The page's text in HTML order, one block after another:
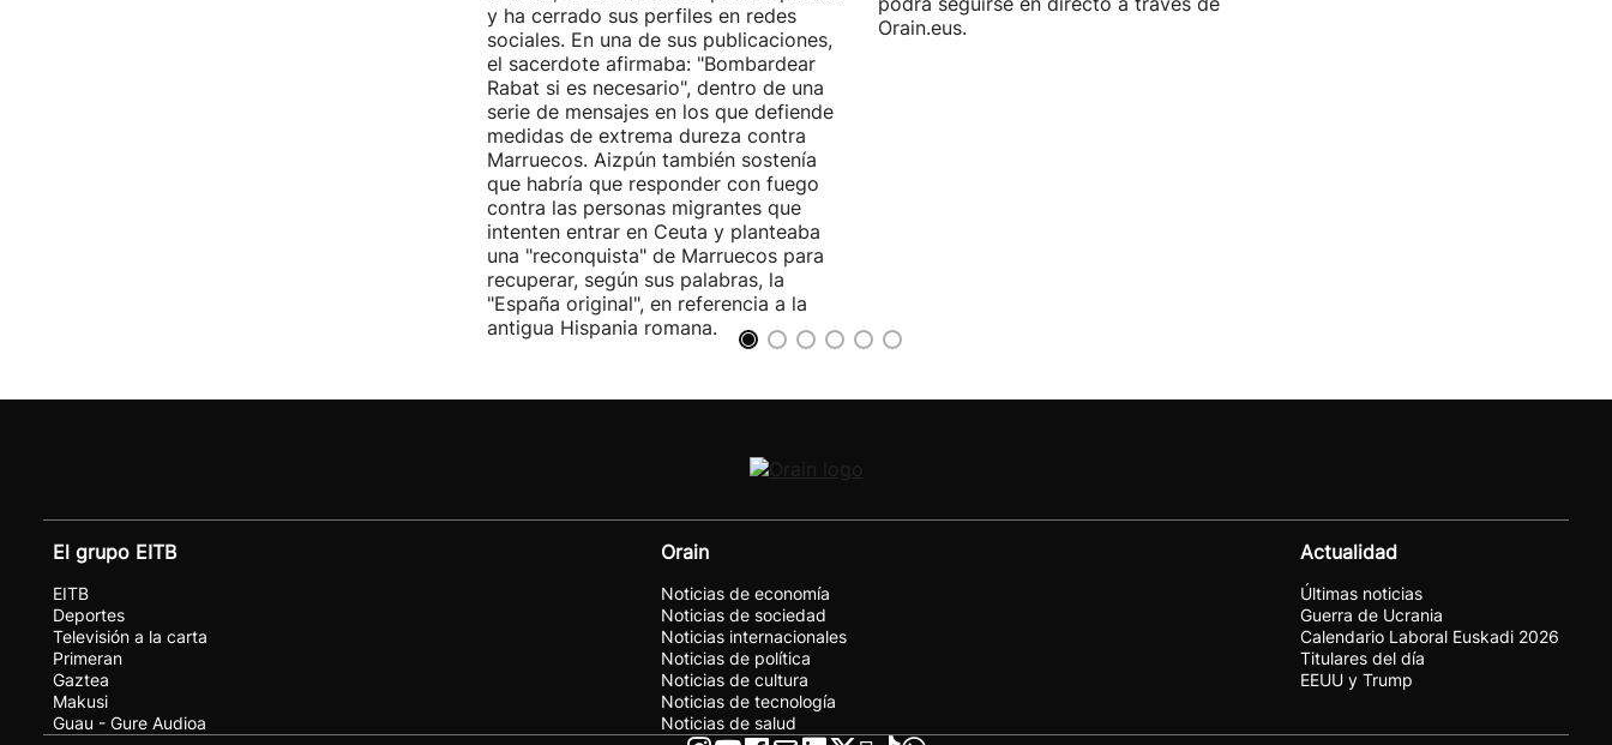
y ha cerrado sus perfiles en redes
sociales. En una de sus publicaciones,
el sacerdote afirmaba: "Bombardear
Rabat si es necesario", dentro de una
serie de mensajes en los que defiende
medidas de extrema dureza contra
Marruecos. Aizpún también sostenía
que habría que responder con fuego
contra las personas migrantes que
intenten entrar en Ceuta y planteaba
una "reconquista" de Marruecos para
recuperar, según sus palabras, la
"España original", en referencia a la
antigua Hispania romana.
Orain.eus.
El grupo EITB
EITB
Deportes
Televisión a la carta
Primeran
Gaztea
Makusi
Guau - Gure Audioa
Orain
Noticias de economía
Noticias de sociedad
Noticias internacionales
Noticias de política
Noticias de cultura
Noticias de tecnología
Noticias de salud
Actualidad
Últimas noticias
Guerra de Ucrania
Calendario Laboral Euskadi 2026
Titulares del día
EEUU y Trump